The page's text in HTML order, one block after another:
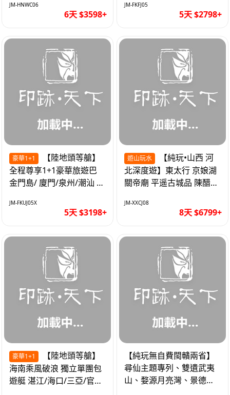
優質6天
JM-HNWC06
6天 $3598+
JM-FKFJ05
5天 $2798+
豪華1+1
全程尊享1+1豪華旅遊巴
金門島/ 廈門/泉州/潮汕 無
JM-FKUJ05X
5天 $3198+
遊山玩水
北深度遊】東太行 京娘湖
關帝廟 平遥古城品 陳醋咖
JM-XXCJ08
8天 $6799+
豪華1+1
海南乘風破浪 獨立單團包
遊艇 湛江/海口/三亞/官塘/
【純玩無自費閩贛兩省】
尋仙主題專列、雙遺武夷
山、婺源月亮灣、景德